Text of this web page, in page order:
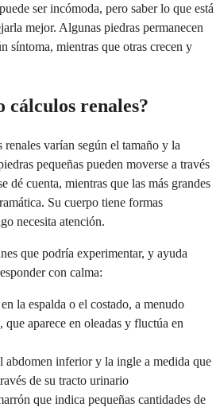
ser incómoda, pero saber lo que está
mejor. Algunas piedras permanecen
síntoma, mientras que otras crecen y
cálculos renales?
varían según el tamaño y la
pequeñas pueden moverse a través
dé cuenta, mientras que las más grandes
Su cuerpo tiene formas
necesita atención.
que podría experimentar, y ayuda
con calma:
la espalda o el costado, a menudo
que aparece en oleadas y fluctúa en
abdomen inferior y la ingle a medida que
de su tracto urinario
que indica pequeñas cantidades de